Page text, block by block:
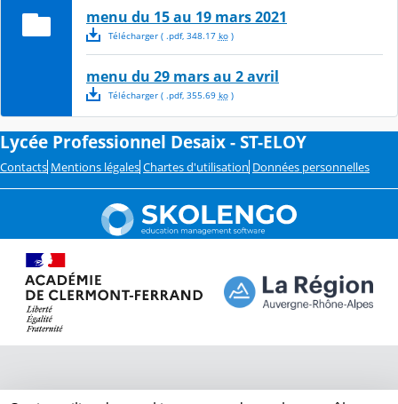
menu du 15 au 19 mars 2021
Télécharger( .pdf, 348.17 ko)
menu du 29 mars au 2 avril
Télécharger( .pdf, 355.69 ko)
Lycée Professionnel Desaix - ST-ELOY
Contacts Mentions légales Chartes d'utilisation Données personnelles